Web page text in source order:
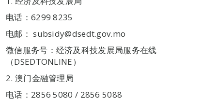
电话：6299 8235
电邮： subsidy@dsedt.gov.mo
微信服务号：经济及科技发展局服务在线
（DSEDTONLINE）
2. 澳门金融管理局
电话：2856 5080 / 2856 5088